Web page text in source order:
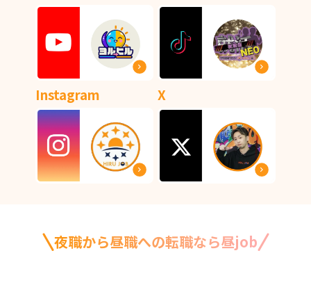
Instagram X
夜職から昼職への転職なら昼job